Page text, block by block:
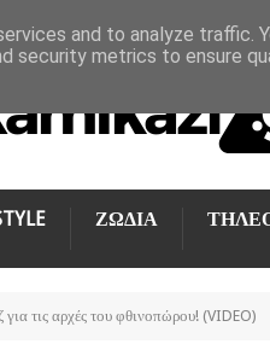
ΖΩΔΙΑ
τις αρχές του φθινοπώρου! (VIDEO)
and to analyze traffic.
security metrics to ensure